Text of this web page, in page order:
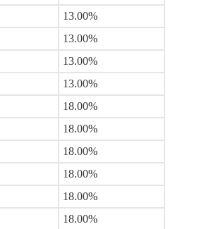
13.00%
13.00%
13.00%
13.00%
18.00%
18.00%
18.00%
18.00%
18.00%
18.00%